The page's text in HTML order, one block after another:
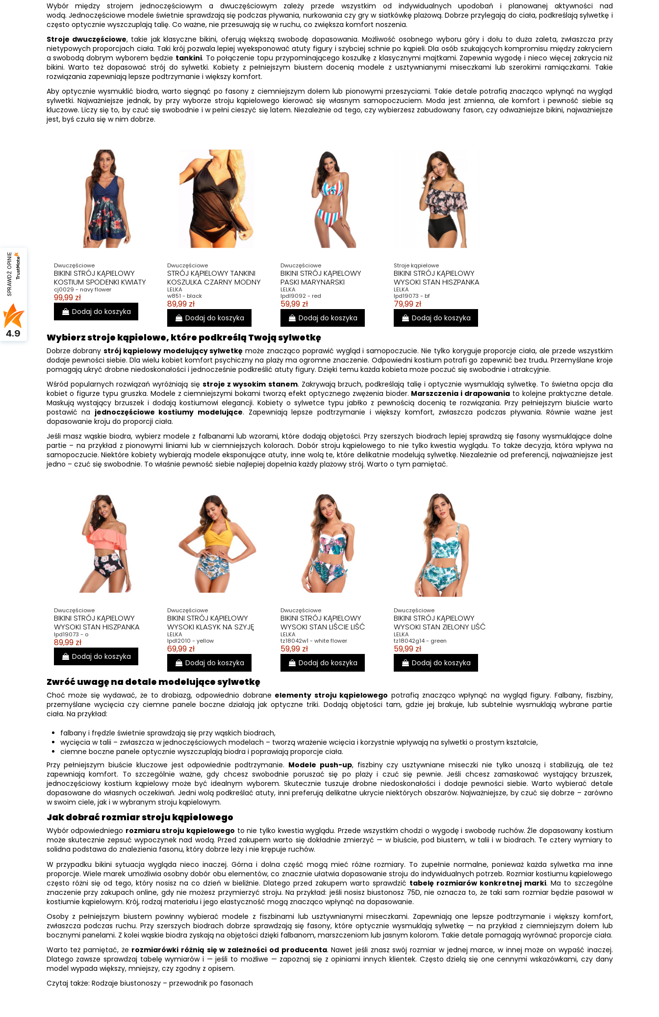
Wybór międzystrojem jednoczęściowym a dwuczęściowym zależy przede wszystkim od indywidualnych upodobań i planowanej aktywności nad
wodą. Jednoczęściowe modele świetnie sprawdzają się podczas pływania, nurkowania czy gry w siatkówkę plażową. Dobrze przylegają do ciała, podkreślają sylwetkę i
często optycznie wyszczuplają talię. Co ważne, nie przesuwają się w ruchu, co zwiększa komfort noszenia.
Stroje dwuczęściowe, takie jak klasyczne bikini, oferują większą swobodę dopasowania. Możliwość osobnego wyboru góry i dołu to duża zaleta, zwłaszcza przy
nietypowych proporcjach ciała. Taki krój pozwala lepiej wyeksponować atuty figury i szybciej schnie po kąpieli. Dla osób szukających kompromisu między zakryciem
a swobodą dobrym wyborem będzie tankini. To połączenie topu przypominającego koszulkę z klasycznymi majtkami. Zapewnia wygodę i nieco więcej zakrycia niż
bikini. Warto też dopasować strój do sylwetki. Kobiety z pełniejszym biustem docenią modele z usztywnianymi miseczkami lub szerokimi ramiączkami. Takie
rozwiązania zapewniają lepsze podtrzymanie i większy komfort.
Aby optycznie wysmuklić biodra, warto sięgnąć po fasony z ciemniejszym dołem lub pionowymi przeszyciami. Takie detale potrafią znacząco wpłynąć na wygląd
sylwetki. Najważniejsze jednak, by przy wyborze stroju kąpielowego kierować się własnym samopoczuciem. Moda jest zmienna, ale komfort i pewność siebie są
kluczowe. Liczy się to, by czuć się swobodnie i w pełni cieszyć się latem. Niezależnie od tego, czy wybierzesz zabudowany fason, czy odważniejsze bikini, najważniejsze
jest, byś czuła się w nim dobrze.
Dwuczęściowe
BIKINI STRÓJ KĄPIELOWY
KOSTIUM SPODENKI KWIATY
cj0029 - navy flower
99,99 zł
Dodaj do koszyka
Dwuczęściowe
STRÓJ KĄPIELOWY TANKINI
KOSZULKA CZARNY MODNY
LELKA
w851 - black
89,99 zł
Dodaj do koszyka
Dwuczęściowe
BIKINI STRÓJ KĄPIELOWY
PASKI MARYNARSKI
LELKA
lpdl9092 - red
59,99 zł
Dodaj do koszyka
Stroje kąpielowe
BIKINI STRÓJ KĄPIELOWY
WYSOKI STAN HISZPANKA
LELKA
lpd19073 - bf
79,99 zł
Dodaj do koszyka
Wybierz stroje kąpielowe, które podkreślą Twoją sylwetkę
Dobrze dobranystrój kąpielowy modelujący sylwetkę może znacząco poprawić wygląd i samopoczucie. Nie tylko koryguje proporcje ciała, ale przede wszystkim
dodaje pewności siebie. Dla wielu kobiet komfort psychiczny na plaży ma ogromne znaczenie. Odpowiedni kostium potrafi go zapewnić bez trudu. Przemyślane kroje
pomagają ukryć drobne niedoskonałości i jednocześnie podkreślić atuty figury. Dzięki temu każda kobieta może poczuć się swobodnie i atrakcyjnie.
Wśród popularnych rozwiązań wyróżniają się stroje z wysokim stanem. Zakrywają brzuch, podkreślają talię i optycznie wysmuklają sylwetkę. To świetna opcja dla
kobiet o figurze typu gruszka. Modele z ciemniejszymi bokami tworzą efekt optycznego zwężenia bioder. Marszczenia i drapowania to kolejne praktyczne detale.
Maskują wystający brzuszek i dodają kostiumowi elegancji. Kobiety o sylwetce typu jabłko z pewnością docenią te rozwiązania. Przy pełniejszym biuście warto
postawić na jednoczęściowe kostiumy modelujące. Zapewniają lepsze podtrzymanie i większy komfort, zwłaszcza podczas pływania. Równie ważne jest
dopasowanie kroju do proporcji ciała.
Jeśli masz wąskie biodra, wybierz modele z falbanami lub wzorami, które dodają objętości. Przy szerszych biodrach lepiej sprawdzą się fasony wysmuklające dolne
partie – na przykład z pionowymi liniami lub w ciemniejszych kolorach. Dobór stroju kąpielowego to nie tylko kwestia wyglądu. To także decyzja, która wpływa na
samopoczucie. Niektóre kobiety wybierają modele eksponujące atuty, inne wolą te, które delikatnie modelują sylwetkę. Niezależnie od preferencji, najważniejsze jest
jedno – czuć się swobodnie. To właśnie pewność siebie najlepiej dopełnia każdy plażowy strój. Warto o tym pamiętać.
Dwuczęściowe
BIKINI STRÓJ KĄPIELOWY
WYSOKI STAN HISZPANKA
lpd19073 - o
89,99 zł
Dodaj do koszyka
Dwuczęściowe
BIKINI STRÓJ KĄPIELOWY
WYSOKI KLASYK NA SZYJĘ
LELKA
lpdl2010 - yellow
69,99 zł
Dodaj do koszyka
Dwuczęściowe
BIKINI STRÓJ KĄPIELOWY
WYSOKI STAN LIŚCIE LIŚĆ
LELKA
tz18042w1 - white flower
59,99 zł
Dodaj do koszyka
Dwuczęściowe
BIKINI STRÓJ KĄPIELOWY
WYSOKI STAN ZIELONY LIŚĆ
LELKA
tz18042g14 - green
59,99 zł
Dodaj do koszyka
Zwróć uwagę na detale modelujące sylwetkę
Choć może się wydawać, że to drobiazg, odpowiednio dobrane elementy stroju kąpielowego potrafią znacząco wpłynąć na wygląd figury. Falbany, fiszbiny,
przemyślane wycięcia czy ciemne panele boczne działają jak optyczne triki. Dodają objętości tam, gdzie jej brakuje, lub subtelnie wysmuklają wybrane partie
ciała. Na przykład:
falbany i frędzle świetnie sprawdzają się przy wąskich biodrach,
wycięcia w talii – zwłaszcza w jednoczęściowych modelach – tworzą wrażenie wcięcia i korzystnie wpływają na sylwetki o prostym kształcie,
ciemne boczne panele optycznie wyszczuplają biodra i poprawiają proporcje ciała.
Przy pełniejszym biuście kluczowe jest odpowiednie podtrzymanie. Modele push-up, fiszbiny czy usztywniane miseczki nie tylko unoszą i stabilizują, ale też
zapewniają komfort. To szczególnie ważne, gdy chcesz swobodnie poruszać się po plaży i czuć się pewnie. Jeśli chcesz zamaskować wystający brzuszek,
jednoczęściowy kostium kąpielowy może być idealnym wyborem. Skutecznie tuszuje drobne niedoskonałości i dodaje pewności siebie. Warto wybierać detale
dopasowane do własnych oczekiwań. Jedni wolą podkreślać atuty, inni preferują delikatne ukrycie niektórych obszarów. Najważniejsze, by czuć się dobrze – zarówno
w swoim ciele, jak i w wybranym stroju kąpielowym.
Jak dobrać rozmiar stroju kąpielowego
Wybór odpowiedniego rozmiaru stroju kąpielowego to nie tylko kwestia wyglądu. Przede wszystkim chodzi o wygodę i swobodę ruchów. Źle dopasowany kostium
może skutecznie zepsuć wypoczynek nad wodą. Przed zakupem warto się dokładnie zmierzyć — w biuście, pod biustem, w talii i w biodrach. Te cztery wymiary to
solidna podstawa do znalezienia fasonu, który dobrze leży i nie krępuje ruchów.
W przypadku bikini sytuacja wygląda nieco inaczej. Górna i dolna część mogą mieć różne rozmiary. To zupełnie normalne, ponieważ każda sylwetka ma inne
proporcje. Wiele marek umożliwia osobny dobór obu elementów, co znacznie ułatwia dopasowanie stroju do indywidualnych potrzeb. Rozmiar kostiumu kąpielowego
często różni się od tego, który nosisz na co dzień w bieliźnie. Dlatego przed zakupem warto sprawdzić tabelę rozmiarów konkretnej marki. Ma to szczególne
znaczenie przy zakupach online, gdy nie możesz przymierzyć stroju. Na przykład: jeśli nosisz biustonosz 75D, nie oznacza to, że taki sam rozmiar będzie pasował w
kostiumie kąpielowym. Krój, rodzaj materiału i jego elastyczność mogą znacząco wpłynąć na dopasowanie.
Osoby z pełniejszym biustem powinny wybierać modele z fiszbinami lub usztywnianymi miseczkami. Zapewniają one lepsze podtrzymanie i większy komfort,
zwłaszcza podczas ruchu. Przy szerszych biodrach dobrze sprawdzają się fasony, które optycznie wysmuklają sylwetkę — na przykład z ciemniejszym dołem lub
bocznymi panelami. Z kolei wąskie biodra zyskają na objętości dzięki falbanom, marszczeniom lub jasnym kolorom. Takie detale pomagają wyrównać proporcje ciała.
Warto też pamiętać, że rozmiarówki różnią się w zależności od producenta. Nawet jeśli znasz swój rozmiar w jednej marce, w innej może on wypaść inaczej.
Dlatego zawsze sprawdzaj tabelę wymiarów i — jeśli to możliwe — zapoznaj się z opiniami innych klientek. Często dzielą się one cennymi wskazówkami, czy dany
model wypada większy, mniejszy, czy zgodny z opisem.
Czytaj także: Rodzaje biustonoszy – przewodnik po fasonach
SPRAWDŹ OPINIE
4.9